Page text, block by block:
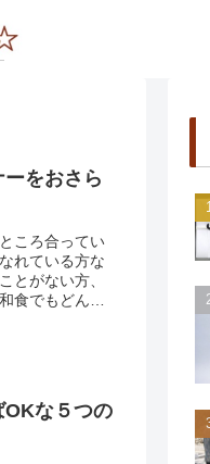
をおさら
ころ合ってい
れている方な
とがない方、
食でもどんな
OKな５つの